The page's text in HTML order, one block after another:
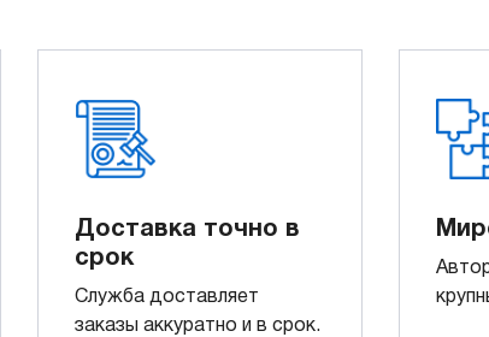
Доставка точно в
срок
Служба доставляет
заказы аккуратно и в срок.